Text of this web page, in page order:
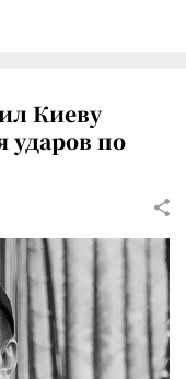
Киеву
ударов по